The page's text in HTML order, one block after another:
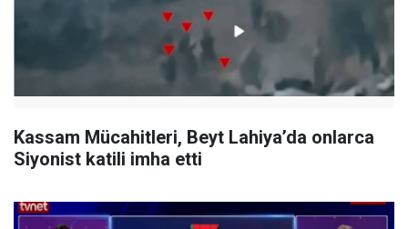
Kassam Mücahitleri, Beyt Lahiya’da onlarca
Siyonist katili imha etti